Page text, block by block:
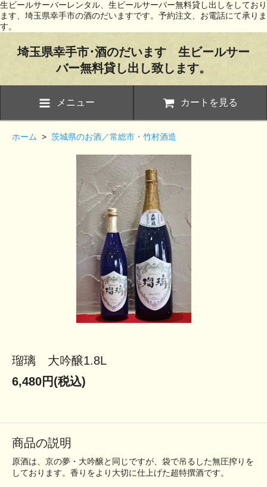
生ビールサーバーレンタル、生ビールサーバー無料貸し出しをしており
ます、埼玉県幸手市の酒のだいますです。予約注文、お電話にて承りま
す。
埼玉県幸手市･酒のだいます 生ビールサー
バー無料貸し出し致します。
メニュー カートを見る
ホーム > 茨城県のお酒／常総市・竹村酒造
瑠璃 大吟醸1.8L
6,480円(税込)
商品の説明
原酒は、京の夢・大吟醸と同じですが、袋で吊るした無圧搾りを
しております。香りをより大切に仕上げた超特撰酒です。